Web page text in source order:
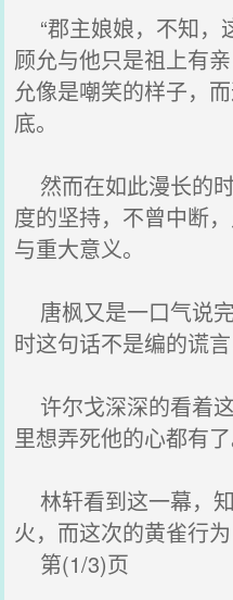
“郡主娘娘，不知，
顾允与他只是祖上有
允像是嘲笑的样子，
底。
然而在如此漫长的
度的坚持，不曾中断
与重大意义。
唐枫又是一口气说
时这句话不是编的谎言
许尔戈深深的看着
里想弄死他的心都有了
林轩看到这一幕，
火，而这次的黄雀行
第(1/3)页